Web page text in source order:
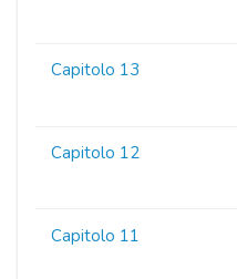
Capitolo 13
Capitolo 12
Capitolo 11